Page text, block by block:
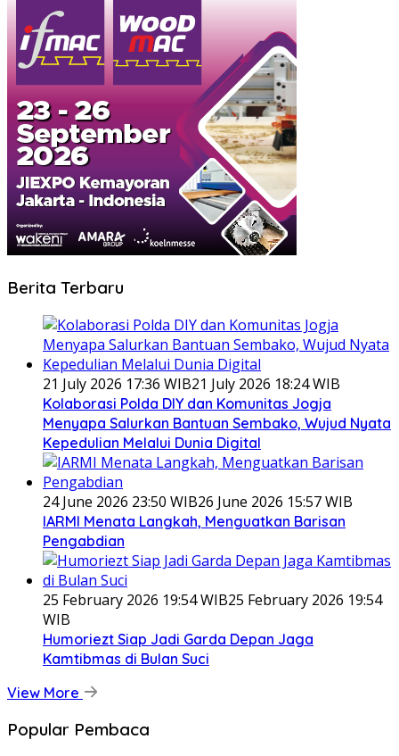
Berita Terbaru
21 July 2026 17:36 WIB21 July 2026 18:24 WIB
Kolaborasi Polda DIY dan Komunitas Jogja
Menyapa Salurkan Bantuan Sembako, Wujud Nyata
Kepedulian Melalui Dunia Digital
24 June 2026 23:50 WIB26 June 2026 15:57 WIB
IARMI Menata Langkah, Menguatkan Barisan
Pengabdian
25 February 2026 19:54 WIB25 February 2026 19:54
WIB
Humoriezt Siap Jadi Garda Depan Jaga
Kamtibmas di Bulan Suci
View More
Popular Pembaca